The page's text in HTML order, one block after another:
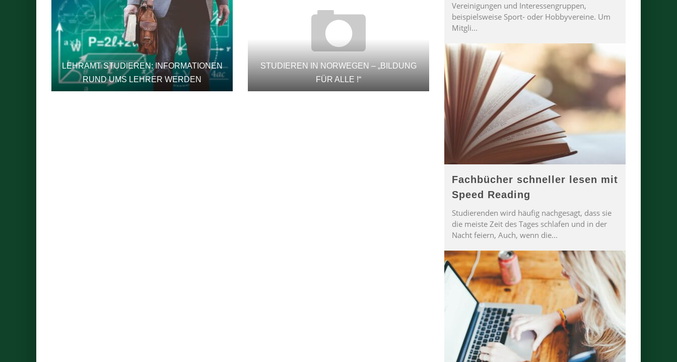
LEHRAMT STUDIEREN: INFORMATIONEN
RUND UMS LEHRER WERDEN
STUDIEREN IN NORWEGEN – „BILDUNG
FÜR ALLE !“
Vereinigungen und Interessengruppen,
beispielsweise Sport- oder Hobbyvereine. Um
Mitgli...
Fachbücher schneller lesen mit
Speed Reading
Studierenden wird häufig nachgesagt, dass sie
die meiste Zeit des Tages schlafen und in der
Nacht feiern, Auch, wenn die...